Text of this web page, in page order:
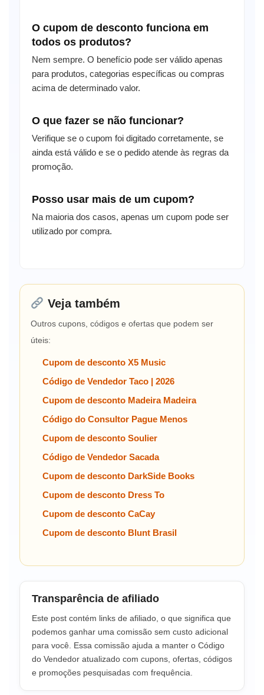
O cupom de desconto funciona em
todos os produtos?
Nem sempre. O benefício pode ser válido apenas
para produtos, categorias específicas ou compras
acima de determinado valor.
O que fazer se não funcionar?
Verifique se o cupom foi digitado corretamente, se
ainda está válido e se o pedido atende às regras da
promoção.
Posso usar mais de um cupom?
Na maioria dos casos, apenas um cupom pode ser
utilizado por compra.
Veja também
Outros cupons, códigos e ofertas que podem ser
úteis:
Cupom de desconto X5 Music
Código de Vendedor Taco | 2026
Cupom de desconto Madeira Madeira
Código do Consultor Pague Menos
Cupom de desconto Soulier
Código de Vendedor Sacada
Cupom de desconto DarkSide Books
Cupom de desconto Dress To
Cupom de desconto CaCay
Cupom de desconto Blunt Brasil
Transparência de afiliado
Este post contém links de afiliado, o que significa que
podemos ganhar uma comissão sem custo adicional
para você. Essa comissão ajuda a manter o Código
do Vendedor atualizado com cupons, ofertas, códigos
e promoções pesquisadas com frequência.